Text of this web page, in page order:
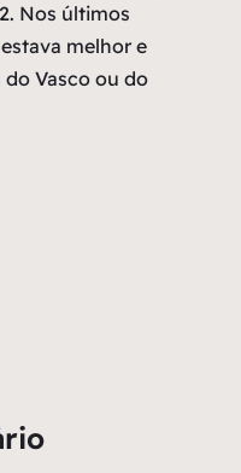
Nos últimos
melhor e
Vasco ou do